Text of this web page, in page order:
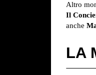
Altro
Il
anche
LA